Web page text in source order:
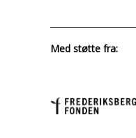
Med støtte fra: